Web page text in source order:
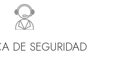
DE SEGURIDAD